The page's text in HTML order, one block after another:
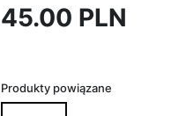
45.00 PLN
Produkty powiązane